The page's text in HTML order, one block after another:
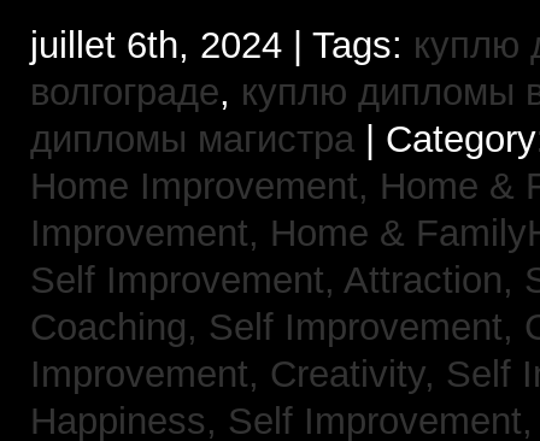
juillet 6th, 2024 | Tags: куплю
волгограде, куплю дипломы
дипломы магистра|
Home Improvement, Home &
Improvement, Home &
Self Improvement, Attraction,
Coaching, Self Improvement,
Improvement, Creativity, Self
Happiness, Self